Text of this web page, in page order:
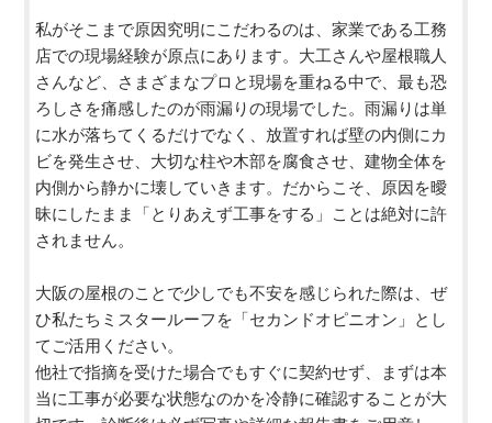
私がそこまで原因究明にこだわるのは、家業である工務
店での現場経験が原点にあります。大工さんや屋根職人
さんなど、さまざまなプロと現場を重ねる中で、最も恐
ろしさを痛感したのが雨漏りの現場でした。雨漏りは単
に水が落ちてくるだけでなく、放置すれば壁の内側にカ
ビを発生させ、大切な柱や木部を腐食させ、建物全体を
内側から静かに壊していきます。だからこそ、原因を曖
昧にしたまま「とりあえず工事をする」ことは絶対に許
されません。
大阪の屋根のことで少しでも不安を感じられた際は、ぜ
ひ私たちミスタールーフを「セカンドオピニオン」とし
てご活用ください。
他社で指摘を受けた場合でもすぐに契約せず、まずは本
当に工事が必要な状態なのかを冷静に確認することが大